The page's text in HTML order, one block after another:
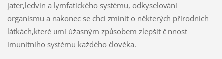
jater,ledvin a lymfatického systému, odkyselování
organismu a nakonec se chci zmínit o některých přírodních
látkách,které umí úžasným způsobem zlepšit činnost
imunitního systému každého člověka.